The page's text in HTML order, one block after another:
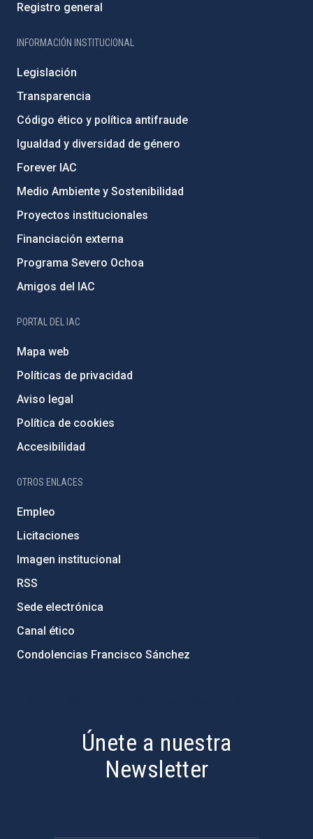
Registro general
INFORMACIÓN INSTITUCIONAL
Legislación
Transparencia
Código ético y política antifraude
Igualdad y diversidad de género
Forever IAC
Medio Ambiente y Sostenibilidad
Proyectos institucionales
Financiación externa
Programa Severo Ochoa
Amigos del IAC
PORTAL DEL IAC
Mapa web
Políticas de privacidad
Aviso legal
Política de cookies
Accesibilidad
OTROS ENLACES
Empleo
Licitaciones
Imagen institucional
RSS
Sede electrónica
Canal ético
Condolencias Francisco Sánchez
Únete a nuestra
Newsletter